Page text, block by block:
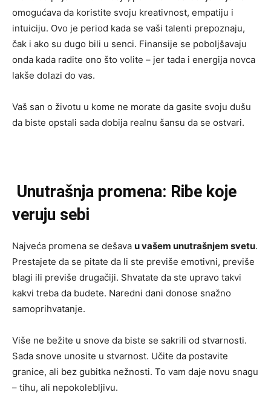
omogućava da koristite svoju kreativnost, empatiju i
intuiciju. Ovo je period kada se vaši talenti prepoznaju,
čak i ako su dugo bili u senci. Finansije se poboljšavaju
onda kada radite ono što volite – jer tada i energija novca
lakše dolazi do vas.
Vaš san o životu u kome ne morate da gasite svoju dušu
da biste opstali sada dobija realnu šansu da se ostvari.
Unutrašnja promena: Ribe koje
veruju sebi
Najveća promena se dešava u vašem unutrašnjem svetu.
Prestajete da se pitate da li ste previše emotivni, previše
blagi ili previše drugačiji. Shvatate da ste upravo takvi
kakvi treba da budete. Naredni dani donose snažno
samoprihvatanje.
Više ne bežite u snove da biste se sakrili od stvarnosti.
Sada snove unosite u stvarnost. Učite da postavite
granice, ali bez gubitka nežnosti. To vam daje novu snagu
– tihu, ali nepokolebljivu.